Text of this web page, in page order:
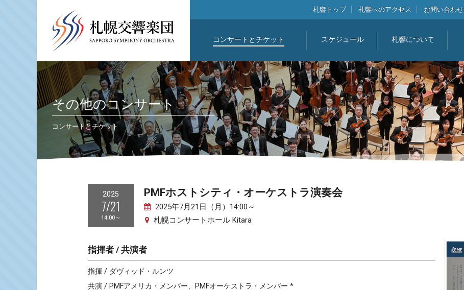
札響トップ 札響へのアクセス お問い合わせ
コンサートとチケット スケジュール 札響について
その他のコンサート
コンサートとチケット
2025
7/21
14:00～
PMFホストシティ・オーケストラ演奏会
2025年7月21日（月）14:00～
札幌コンサートホール Kitara
指揮者 / 共演者
指揮 / ダヴィッド・ルンツ
共演 / PMFアメリカ・メンバー、PMFオーケストラ・メンバー *